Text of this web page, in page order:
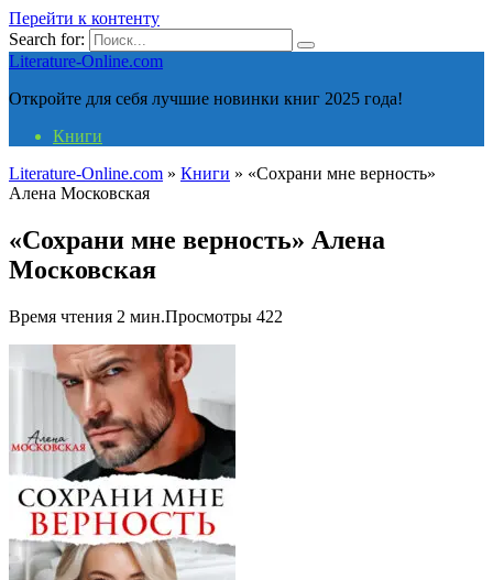
Перейти к контенту
Search for:
Literature-Online.com
Откройте для себя лучшие новинки книг 2025 года!
Книги
Literature-Online.com » Книги » «Сохрани мне верность»
Алена Московская
«Сохрани мне верность» Алена
Московская
Время чтения 2 мин.Просмотры 422